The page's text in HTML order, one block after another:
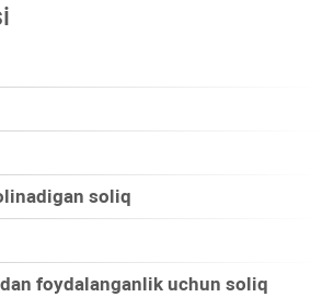
soliq
foydalanganlik uchun soliq